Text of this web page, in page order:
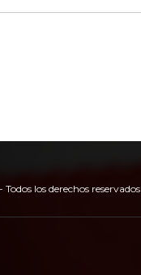
los derechos reservados